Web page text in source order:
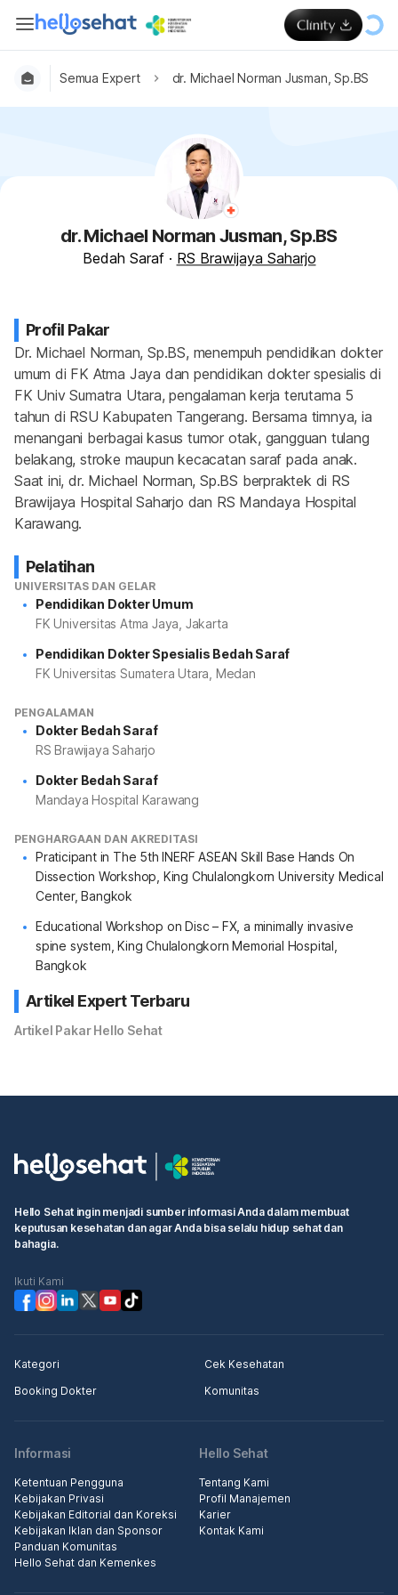
Semua Expert dr. Michael Norman Jusman, Sp.BS
dr. Michael Norman Jusman, Sp.BS
Bedah Saraf · RS Brawijaya Saharjo
Profil Pakar
Dr. Michael Norman, Sp.BS, menempuh pendidikan dokter
umum di FK Atma Jaya dan pendidikan dokter spesialis di
FK Univ Sumatra Utara, pengalaman kerja terutama 5
tahun di RSU Kabupaten Tangerang. Bersama timnya, ia
menangani berbagai kasus tumor otak, gangguan tulang
belakang, stroke maupun kecacatan saraf pada anak.
Saat ini, dr. Michael Norman, Sp.BS berpraktek di RS
Brawijaya Hospital Saharjo dan RS Mandaya Hospital
Karawang.
Pelatihan
UNIVERSITAS DAN GELAR
Pendidikan Dokter Umum
FK Universitas Atma Jaya, Jakarta
Pendidikan Dokter Spesialis Bedah Saraf
FK Universitas Sumatera Utara, Medan
PENGALAMAN
Dokter Bedah Saraf
RS Brawijaya Saharjo
Dokter Bedah Saraf
Mandaya Hospital Karawang
PENGHARGAAN DAN AKREDITASI
Praticipant in The 5th INERF ASEAN Skill Base Hands On
Dissection Workshop, King Chulalongkorn University Medical
Center, Bangkok
Educational Workshop on Disc – FX, a minimally invasive
spine system, King Chulalongkorn Memorial Hospital,
Bangkok
Artikel Expert Terbaru
Artikel Pakar Hello Sehat
Hello Sehat ingin menjadi sumber informasi Anda dalam membuat
keputusan kesehatan dan agar Anda bisa selalu hidup sehat dan
bahagia.
Ikuti Kami
Kategori
Cek Kesehatan
Booking Dokter
Komunitas
Informasi
Ketentuan Pengguna
Kebijakan Privasi
Kebijakan Editorial dan Koreksi
Kebijakan Iklan dan Sponsor
Panduan Komunitas
Hello Sehat dan Kemenkes
Hello Sehat
Tentang Kami
Profil Manajemen
Karier
Kontak Kami